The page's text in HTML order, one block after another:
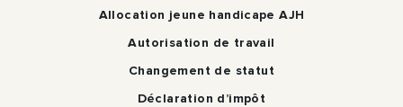
Allocation jeune handicape AJH
Autorisation de travail
Changement de statut
Déclaration d’impôt